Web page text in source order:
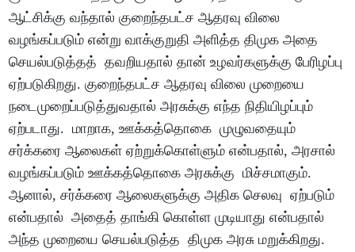
ஆட்சிக்கு வந்தால் குறைந்தபட்ச ஆதரவு விலை
வழங்கப்படும் என்று வாக்குறுதி அளித்த திமுக அதை
செயல்படுத்தத் தவறியதால் தான் உழவர்களுக்கு பேரிழப்பு
ஏற்படுகிறது. குறைந்தபட்ச ஆதரவு விலை முறையை
நடைமுறைப்படுத்துவதால் அரசுக்கு எந்த நிதியிழப்பும்
ஏற்படாது. மாறாக, ஊக்கத்தொகை முழுவதையும்
சர்க்கரை ஆலைகள் ஏற்றுக்கொள்ளும் என்பதால், அரசால்
வழங்கப்படும் ஊக்கத்தொகை அரசுக்கு மிச்சமாகும்.
ஆனால், சர்க்கரை ஆலைகளுக்கு அதிக செலவு ஏற்படும்
என்பதால் அதைத் தாங்கி கொள்ள முடியாது என்பதால்
அந்த முறையை செயல்படுத்த திமுக அரசு மறுக்கிறது.